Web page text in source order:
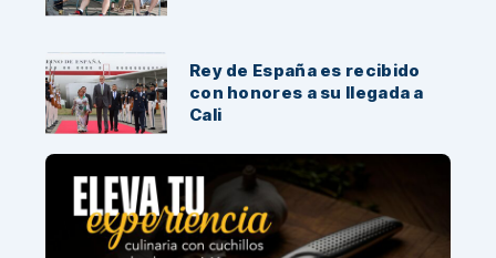
Rey de España es recibido
con honores a su llegada a
Cali